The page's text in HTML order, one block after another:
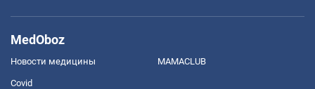
MedOboz
Новости медицины MAMACLUB
Covid